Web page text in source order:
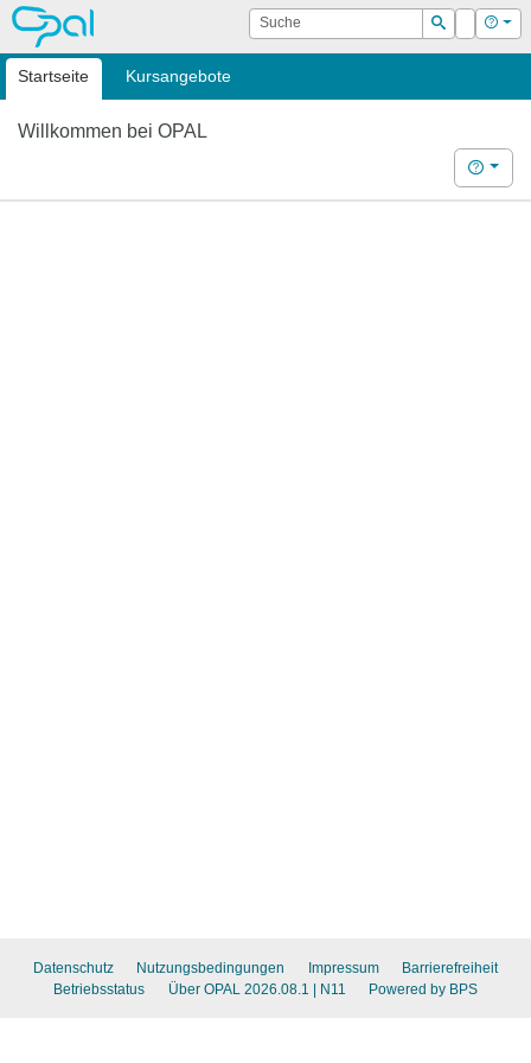
OPAL Suche
Suchen
Login Hilfe
Startseite Kursangebote
Willkommen bei OPAL
Hilfe
Datenschutz Nutzungsbedingungen Impressum
Barrierefreiheit
Betriebsstatus
Über OPAL 2026.08.1 | N11 Powered by BPS